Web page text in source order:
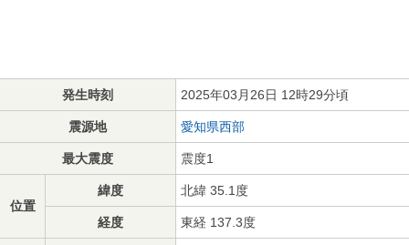
発生時刻 2025年03月26日 12時29分頃
震源地 愛知県西部
最大震度 震度1
位置
緯度 北緯 35.1度
経度 東経 137.3度